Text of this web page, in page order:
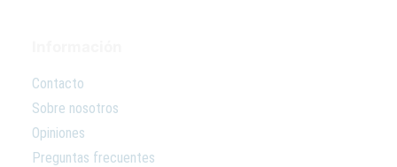
Contacto
Sobre nosotros
Opiniones
Preguntas frecuentes